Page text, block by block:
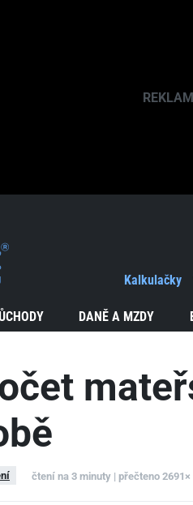
DANĚ A MZDY
Kalkulačky
čtení na 3 minuty | přečteno 2691×